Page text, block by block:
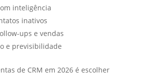
inteligência
inativos
ups e vendas
e previsibilidade
de CRM em 2026 é escolher